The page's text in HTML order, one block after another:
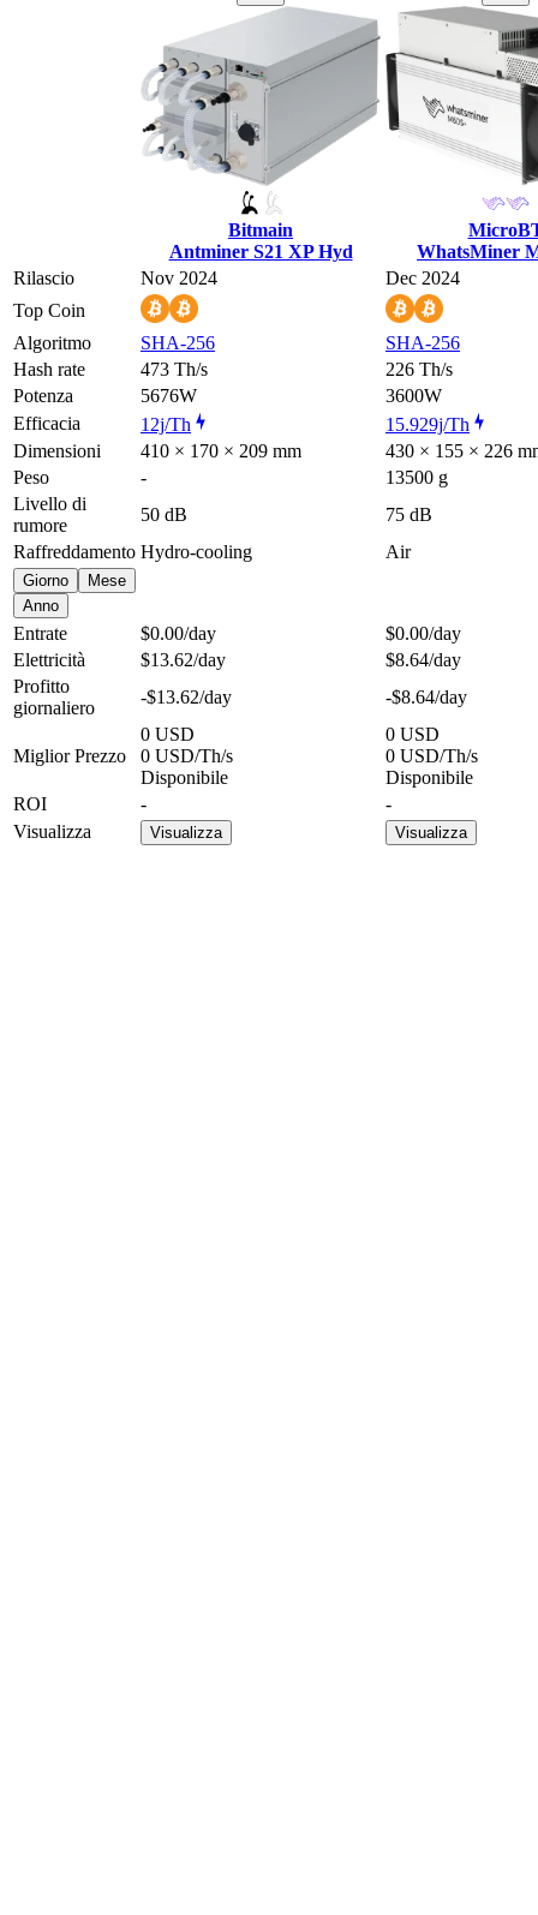
Bitmain
Antminer S21 XP Hyd
WhatsMiner
Rilascio
Nov 2024
Dec 2024
Top Coin
Algoritmo
SHA-256
SHA-256
Hash rate
473 Th/s
226 Th/s
Potenza
5676W
3600W
Efficacia
12j/Th
15.929j/Th
Dimensioni
410 × 170 × 209 mm
430 × 155 × 226
Peso
-
13500 g
Livello di
rumore
50 dB
75 dB
Raffreddamento Hydro-cooling Air
Giorno
Mese
Anno
Entrate $0.00/day $0.00/day
Elettricità
$13.62/day $8.64/day
Profitto
giornaliero
-$13.62/day -$8.64/day
Miglior Prezzo
0 USD
0 USD/Th/s
Disponibile
0 USD
0 USD/Th/s
Disponibile
ROI
-
-
Visualizza
Visualizza Visualizza